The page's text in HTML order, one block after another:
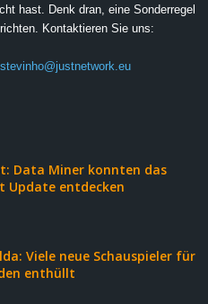
hast. Denk dran, eine Sonderregel
Kontaktieren Sie uns:
stevinho@justnetwork.eu
Data Miner konnten das
Update entdecken
Viele neue Schauspieler für
enthüllt